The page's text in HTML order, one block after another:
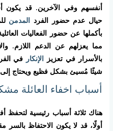
أنفسهم وفي الآخرين. قد يكون
حيال عدم حضور الفرد المدمن
بأكملها عن حضور الفعاليات
مما يعزلهم عن الدعم اللازم.
بالأسرار في تعزيز الإنكار في
شيئًا مُسيئ بشكل فظيع ويحتاج
أسباب اخفاء العائلة
هناك ثلاثة أسباب رئيسية لتحفظ
أولًا، قد لا يكون الاحتفاظ